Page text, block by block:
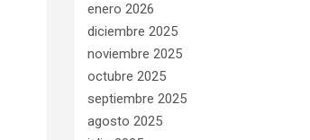
enero 2026
diciembre 2025
noviembre 2025
octubre 2025
septiembre 2025
agosto 2025